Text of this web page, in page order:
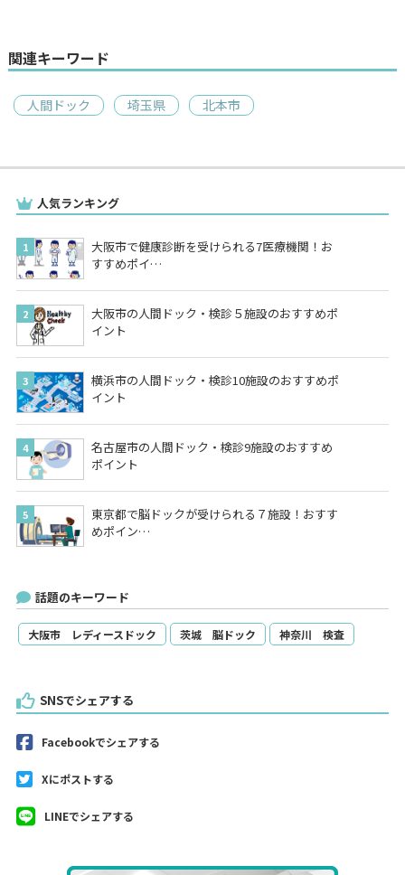
関連キーワード
人間ドック 埼玉県 北本市
人気ランキング
大阪市で健康診断を受けられる7医療機関！お
すすめポイ…
大阪市の人間ドック・検診５施設のおすすめポ
イント
横浜市の人間ドック・検診10施設のおすすめポ
イント
名古屋市の人間ドック・検診9施設のおすすめ
ポイント
東京都で脳ドックが受けられる７施設！おすす
めポイン…
話題のキーワード
大阪市 レディースドック 茨城 脳ドック 神奈川 検査
SNSでシェアする
Facebookでシェアする
Xにポストする
LINEでシェアする